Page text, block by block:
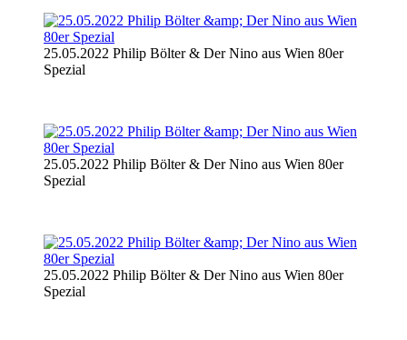
25.05.2022 Philip Bölter & Der Nino aus Wien 80er
Spezial
25.05.2022 Philip Bölter & Der Nino aus Wien 80er
Spezial
25.05.2022 Philip Bölter & Der Nino aus Wien 80er
Spezial